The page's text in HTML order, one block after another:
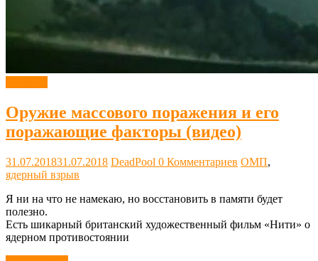
Оружие массового поражения и его
поражающие факторы (видео)
31.07.201831.07.2018 DeadPool 0 Комментариев ОМП,
ядерный взрыв
Я ни на что не намекаю, но восстановить в памяти будет
полезно.
Есть шикарный британский художественный фильм «Нити» о
ядерном противостоянии